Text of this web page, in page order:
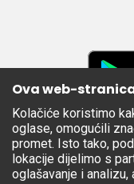
Apple
Store
Ova web-
Kolačiće koristimo
oglase, omogućili
promet. Isto tako,
lokacije dijelimo s
oglašavanje i